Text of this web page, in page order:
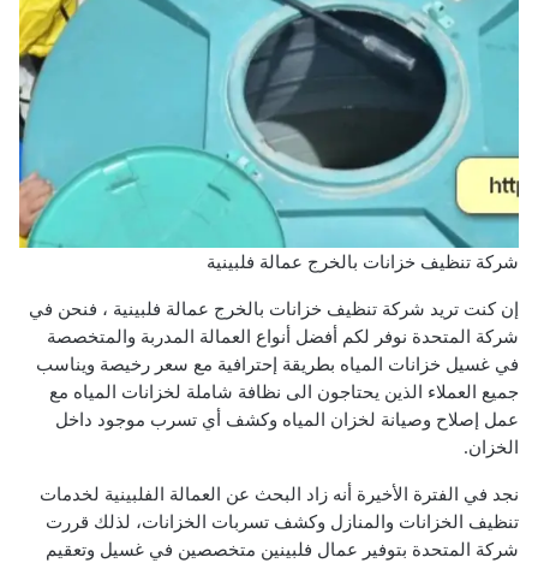
شركة تنظيف خزانات بالخرج عمالة فلبينية
إن كنت تريد شركة تنظيف خزانات بالخرج عمالة فلبينية ، فنحن في
شركة المتحدة نوفر لكم أفضل أنواع العمالة المدربة والمتخصصة
في غسيل خزانات المياه بطريقة إحترافية مع سعر رخيصة ويناسب
جميع العملاء الذين يحتاجون الى نظافة شاملة لخزانات المياه مع
عمل إصلاح وصيانة لخزان المياه وكشف أي تسرب موجود داخل
الخزان.
نجد في الفترة الأخيرة أنه زاد البحث عن العمالة الفلبينية لخدمات
تنظيف الخزانات والمنازل وكشف تسربات الخزانات، لذلك قررت
شركة المتحدة بتوفير عمال فلبينين متخصصين في غسيل وتعقيم